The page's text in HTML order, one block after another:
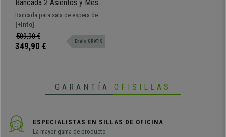
Bancada 2 Asientos y Mesa
ENZO, Estructura Metal, en
Plástico Blanco
Bancada para sala de espera de
158x50 cm con estructura metálica
y asientos de diseño de plástico
perforados. Muy resistente, gran
[+Info]
509,90 €
349,90 € Envio GRATIS
GARANTÍA OFISILLAS
ESPECIALISTAS EN SILLAS DE OFICINA
La mayor gama de producto